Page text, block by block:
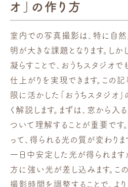
オ」の作り方
室内での写真撮影は、特に自
明が大きな課題となります。し
凝らすことで、おうちスタジオで
仕上がりを実現できます。この
限に活かした「おうちスタジオ
く解説します。まずは、窓から入
ついて理解することが重要です。
って、得られる光の質が変わり
一日中安定した光が得られます
方に強い光が差し込みます。この
撮影時間を調整することで、よ